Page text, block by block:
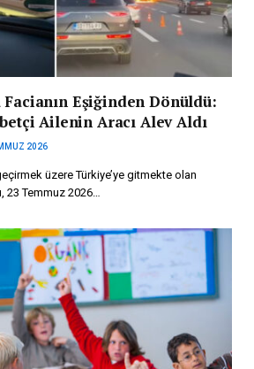
Eşiğinden Dönüldü:
Ailenin Aracı Alev Aldı
2026
üzere Türkiye’ye gitmekte olan
23 Temmuz 2026…